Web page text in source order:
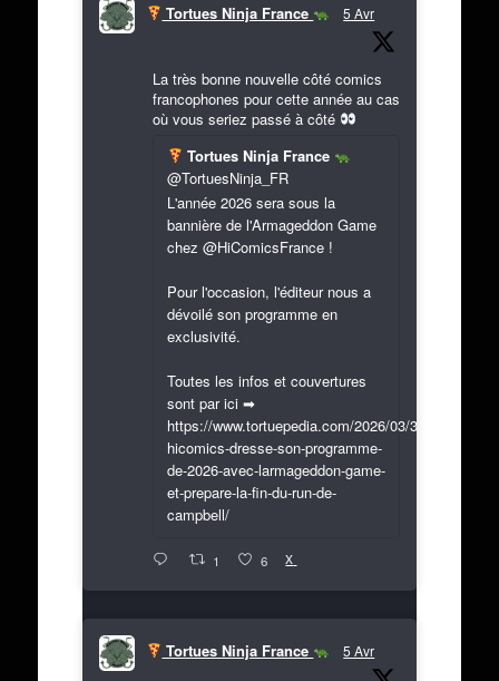
Tortues Ninja France 5 Avr
La très bonne nouvelle côté comics
francophones pour cette année au cas
où vous seriez passé à côté
Tortues Ninja France
@TortuesNinja_FR
L'année 2026 sera sous la
bannière de l'Armageddon Game
chez @HiComicsFrance !
Pour l'occasion, l'éditeur nous a
dévoilé son programme en
exclusivité.
Toutes les infos et couvertures
sont par ici ➡
https://www.tortuepedia.com/2026/03/31/exclusif-
hicomics-dresse-son-programme-
de-2026-avec-larmageddon-game-
et-prepare-la-fin-du-run-de-
campbell/
1 6 X
Tortues Ninja France 5 Avr